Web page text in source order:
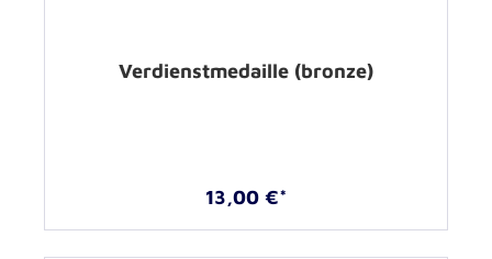
Verdienstmedaille (bronze)
13,00 €*